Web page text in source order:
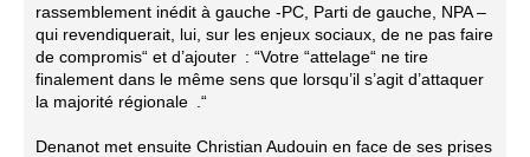
rassemblement inédit à gauche -PC, Parti de gauche, NPA –
qui revendiquerait, lui, sur les enjeux sociaux, de ne pas faire
de compromis“ et d’ajouter : “Votre “attelage“ ne tire
finalement dans le même sens que lorsqu’il s’agit d’attaquer
la majorité régionale .“
Denanot met ensuite Christian Audouin en face de ses prises